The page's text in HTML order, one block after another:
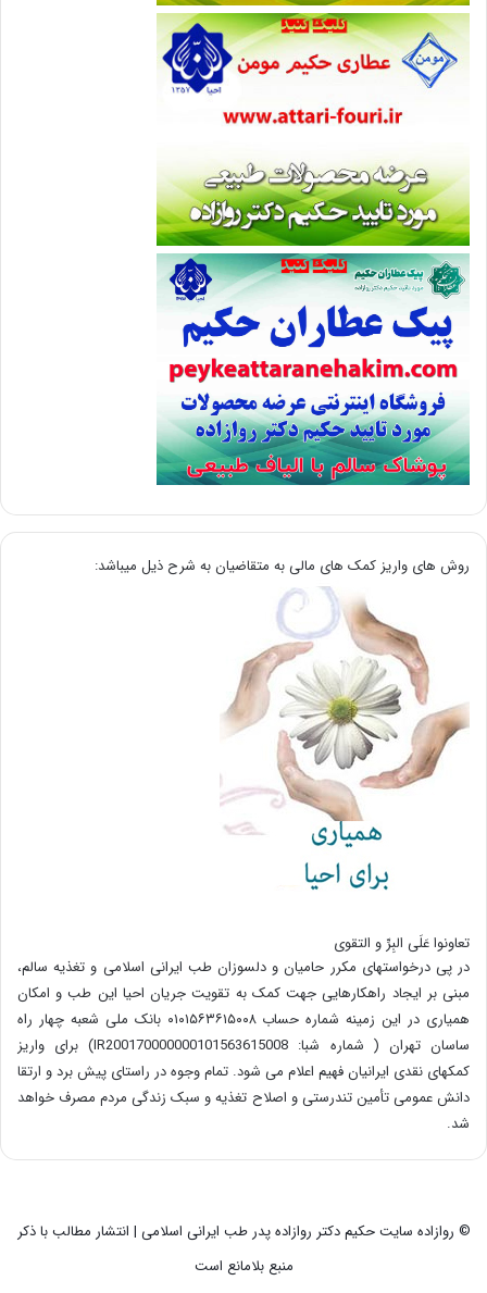
روش های واریز کمک های مالی به متقاضیان به شرح ذیل میباشد:
تعاونوا عَلَی البِرِّ و التقوی
در پی درخواستهای مکرر حامیان و دلسوزان طب ایرانی اسلامی و تغذیه سالم،
مبنی بر ایجاد راهکارهایی جهت کمک به تقویت جریان احیا این طب و امکان
همیاری در این زمینه شماره حساب ۰۱۰۱۵۶۳۶۱۵۰۰۸ بانک ملی شعبه چهار راه
ساسان تهران ( شماره شبا: IR200170000000101563615008) برای واریز
کمکهای نقدی ایرانیان فهیم اعلام می شود. تمام وجوه در راستای پیش برد و ارتقا
دانش عمومی تأمین تندرستی و اصلاح تغذیه و سبک زندگی مردم مصرف خواهد
شد.
© روازاده سایت حکیم دکتر روازاده پدر طب ایرانی اسلامی | انتشار مطالب با ذکر
منبع بلامانع است